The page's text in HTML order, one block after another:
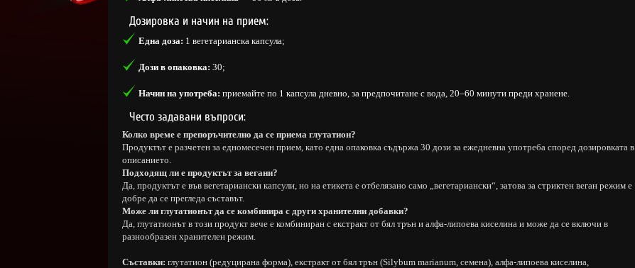
Дозировка и начин на прием:
Една доза: 1 вегетарианска капсула;
Дози в опаковка: 30;
Начин на употреба: приемайте по 1 капсула дневно, за предпочитане с вода, 20–60 минути преди хранене.
Често задавани въпроси:
Колко време е препоръчително да се приема глутатион?
Продуктът е разчетен за едномесечен прием, като една опаковка съдържа 30 дози за ежедневна употреба според дозировката в
описанието.
Подходящ ли е продуктът за вегани?
Да, продуктът е във вегетариански капсули, но на етикета е отбелязано само „вегетариански“, затова за стриктен веган режим е
добре да се прегледа съставът.
Може ли глутатионът да се комбинира с други хранителни добавки?
Да, глутатионът в този продукт вече е комбиниран с екстракт от бял трън и алфа-липоева киселина и може да се включи в
разнообразен хранителен режим.
Съставки: глутатион (редуцирана форма), екстракт от бял трън (Silybum marianum, семена), алфа-липоева киселина,